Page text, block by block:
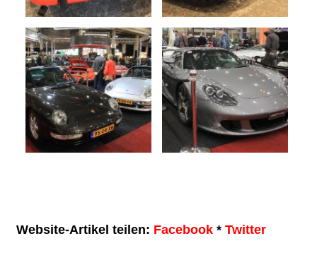
Website-Artikel teilen: Facebook* Twitter